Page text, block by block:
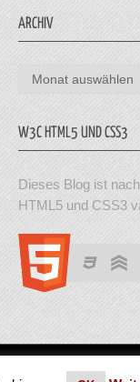
ARCHIV
Archiv
W3C HTML5 UND CSS3
Dieses Blog ist
HTML5 und CSS3
von